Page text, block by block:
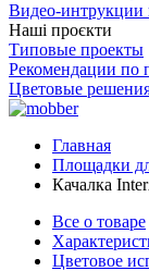
Видео-интрукции
Наші проєкти
Типовые проекты
Рекомендации по
Цветовые
Главная
Площадки
Качалка
Все о товаре
Цветовое